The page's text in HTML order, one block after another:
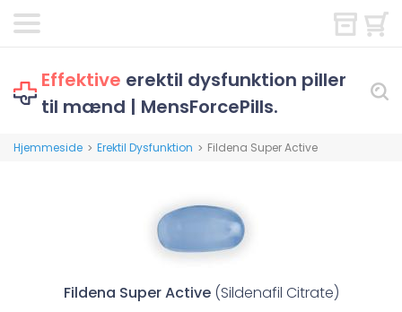
Effektive erektil dysfunktion piller
til mænd | MensForcePills.
Hjemmeside > Erektil Dysfunktion > Fildena Super Active
Fildena Super Active (Sildenafil Citrate)